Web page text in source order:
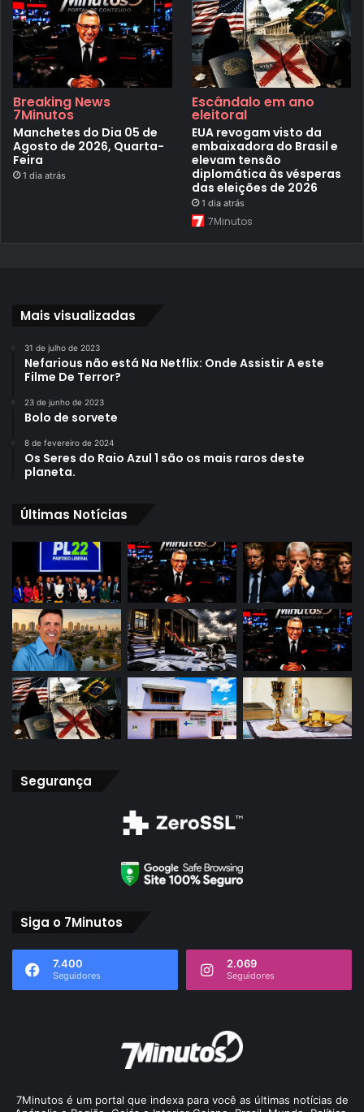
Breaking News
7Minutos
Manchetes do Dia 05 de
Agosto de 2026, Quarta-
Feira
1 dia atrás
Escândalo em ano
eleitoral
EUA revogam visto da
embaixadora do Brasil e
elevam tensão
diplomática às vésperas
das eleições de 2026
1 dia atrás
7Minutos
Mais visualizadas
31 de julho de 2023
Nefarious não está Na Netflix: Onde Assistir A este
Filme De Terror?
23 de junho de 2023
Bolo de sorvete
8 de fevereiro de 2024
Os Seres do Raio Azul 1 são os mais raros deste
planeta.
Últimas Notícias
Segurança
Siga o 7Minutos
7.400
Seguidores
2.069
Seguidores
7Minutos é um portal que indexa para você as últimas notícias de